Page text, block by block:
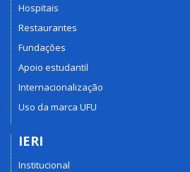
Hospitais
Restaurantes
Fundações
Apoio estudantil
Internacionalização
Uso da marca UFU
IERI
Institucional